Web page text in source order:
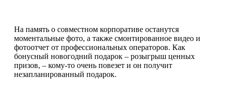
На память о совместном корпоративе останутся
моментальные фото, а также смонтированное видео и
фотоотчет от профессиональных операторов. Как
бонусный новогодний подарок – розыгрыш ценных
призов, – кому-то очень повезет и он получит
незапланированный подарок.